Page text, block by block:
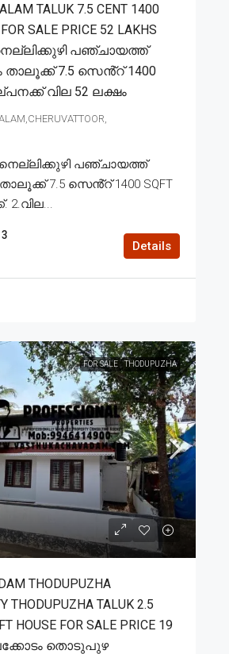
TALUK 7.5 CENT 1400
SALE PRICE 52 LAKHS
പഞ്ചായത്ത്
7.5 സെൻ്റ് 1400
വില 52 ലക്ഷം
പഞ്ചായത്ത്
7.5 സെൻ്റ് 1400 SQFT
2.വില...
3
Details
FOR SALE THODUPUZHA
THODUPUZHA
THODUPUZHA TALUK 2.5
HOUSE FOR SALE PRICE 19
തൊടുപുഴ